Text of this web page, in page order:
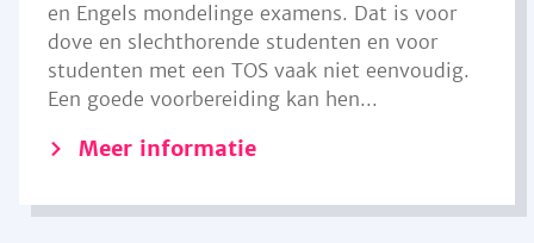
en Engels mondelinge examens. Dat is voor
dove en slechthorende studenten en voor
studenten met een TOS vaak niet eenvoudig.
Een goede voorbereiding kan hen...
Meer informatie